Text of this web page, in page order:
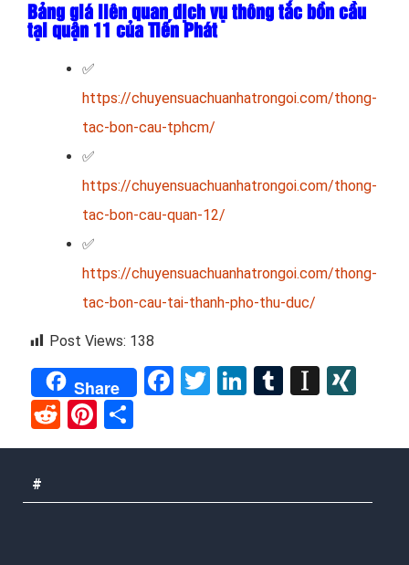
Bảng giá liên quan dịch vụ thông tắc bồn cầu
tại quận 11 của Tiến Phát
✅
https://chuyensuachuanhatrongoi.com/thong-
tac-bon-cau-tphcm/
✅
https://chuyensuachuanhatrongoi.com/thong-
tac-bon-cau-quan-12/
✅
https://chuyensuachuanhatrongoi.com/thong-
tac-bon-cau-tai-thanh-pho-thu-duc/
Post Views: 138
Share Facebook
TwitterLinkedIn
Tumblr
RedditPinterest
#